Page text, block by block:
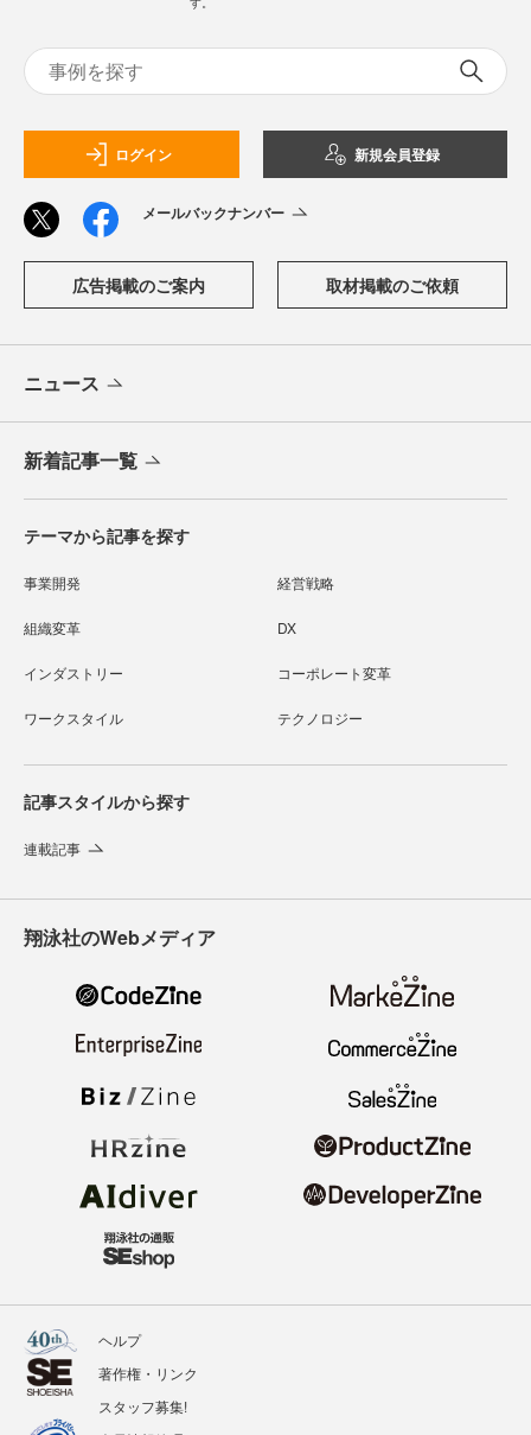
ログイン 新規会員登録
メールバックナンバー
広告掲載のご案内 取材掲載のご依頼
ニュース
新着記事一覧
テーマから記事を探す
事業開発 経営戦略
組織変革 DX
インダストリー コーポレート変革
ワークスタイル テクノロジー
記事スタイルから探す
連載記事
翔泳社のWebメディア
ヘルプ
著作権・リンク
スタッフ募集!